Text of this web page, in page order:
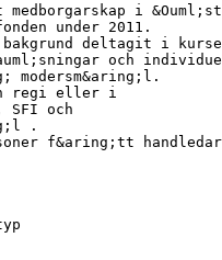
i
under 2011.
bakgrund deltagit i
och
modersm&aring;l.
regi eller i
SFI och
.
f&aring;tt